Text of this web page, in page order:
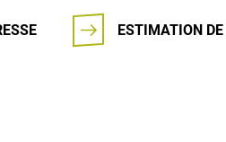
ESTIMATION